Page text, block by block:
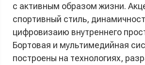
с активным образом жизни.
спортивный стиль,
цифровизаию внутреннего
Бортовая и мультимедийная
построены на технологиях,